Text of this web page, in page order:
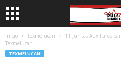
Inicio Texmelucan
11 Juntas Auxiliares
Texmelucan
TEXMELUCAN